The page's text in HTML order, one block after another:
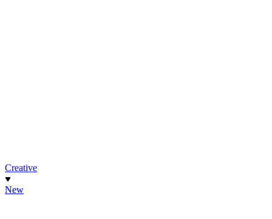
Creative
New